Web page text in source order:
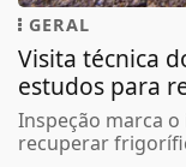
GERAL
Visita técnica
estudos para
Inspeção marca
recuperar